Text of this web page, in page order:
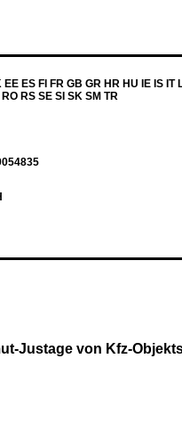
ES FI FR GB GR HR HU IE IS IT
RS SE SI SK SM TR
Justage von Kfz-